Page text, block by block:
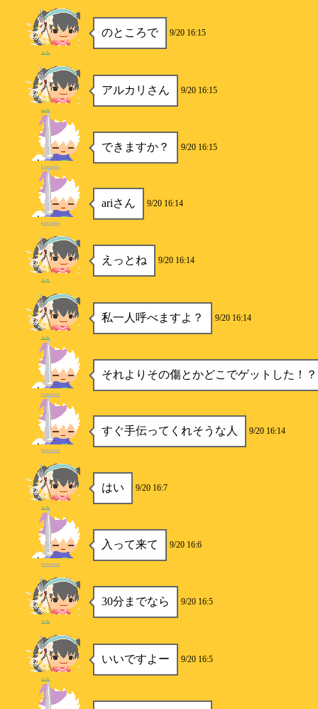
のところで 9/20 16:15
ルカ
アルカリさん 9/20 16:15
ルカ
できますか？ 9/20 16:15
kamisama
ariさん 9/20 16:14
kamisama
えっとね 9/20 16:14
ルカ
私一人呼べますよ？ 9/20 16:14
ルカ
それよりその傷とかどこでゲットした！？
kamisama
すぐ手伝ってくれそうな人 9/20 16:14
kamisama
はい 9/20 16:7
ルカ
入って来て 9/20 16:6
kamisama
30分までなら 9/20 16:5
ルカ
いいですよー 9/20 16:5
ルカ